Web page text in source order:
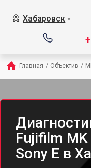
Хабаровск ▼
Главная / Объектив /
Fujifilm
Sony E в